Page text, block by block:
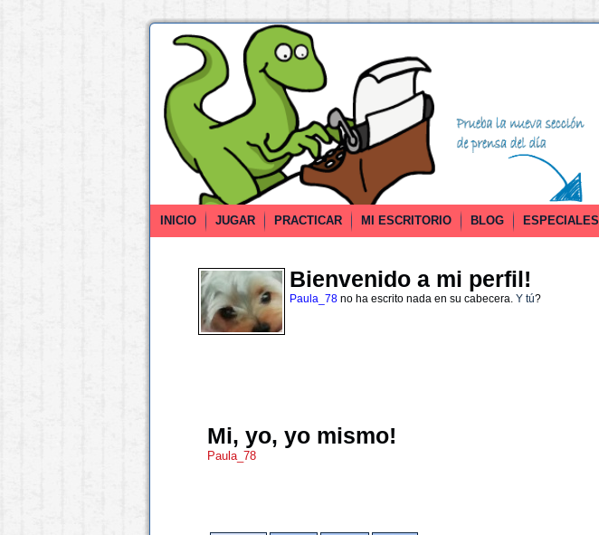
INICIO JUGAR PRACTICAR MI ESCRITORIO BLOG ESPECIALES
Bienvenido a mi perfil!
Paula_78no ha escrito nada en su cabecera. Y tú?
Mi, yo, yo mismo!
Paula_78